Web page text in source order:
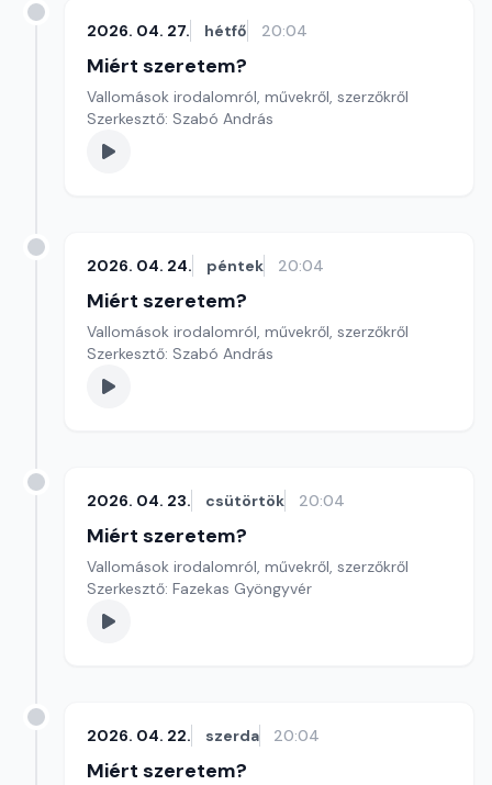
2026. 04. 27. hétfő 20:04
Miért szeretem?
Vallomások irodalomról, művekről, szerzőkről
Szerkesztő: Szabó András
2026. 04. 24. péntek 20:04
Miért szeretem?
Vallomások irodalomról, művekről, szerzőkről
Szerkesztő: Szabó András
2026. 04. 23. csütörtök 20:04
Miért szeretem?
Vallomások irodalomról, művekről, szerzőkről
Szerkesztő: Fazekas Gyöngyvér
2026. 04. 22. szerda 20:04
Miért szeretem?